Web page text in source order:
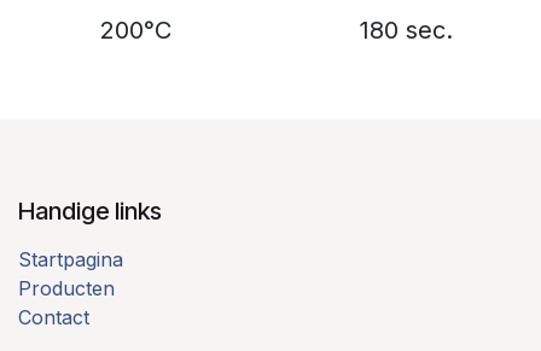
200°C 180 sec.
Handige links
Startpagina
Producten
Contact